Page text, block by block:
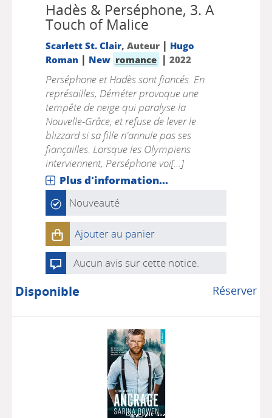
Hadès & Perséphone, 3. A
Touch of Malice
Scarlett St. Clair, Auteur | Hugo
Roman | New romance | 2022
Perséphone et Hadès sont fiancés. En
représailles, Déméter provoque une
tempête de neige qui paralyse la
Nouvelle-Grâce, et refuse de lever le
blizzard si sa fille n'annule pas ses
fiançailles. Lorsque les Olympiens
interviennent, Perséphone voi[...]
Plus d'information...
Nouveauté
Ajouter au panier
Aucun avis sur cette notice.
Réserver
Disponible